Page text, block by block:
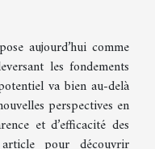
aujourd’hui comme
les fondements
va bien au-delà
perspectives en
et d’efficacité des